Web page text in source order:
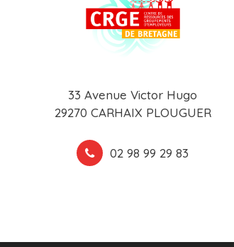
33 Avenue Victor Hugo
29270 CARHAIX PLOUGUER
02 98 99 29 83